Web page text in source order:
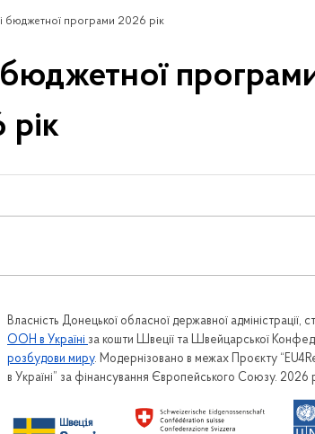
бюджетної програми 2026 рік
рік
Власність Донецької обласної державної адміністрації,
ООН в Україні за кошти Швеції та Швейцарської
розбудови миру. Модернізовано в межах Проєкту
в Україні” за фінансування Європейського Союзу. 2026